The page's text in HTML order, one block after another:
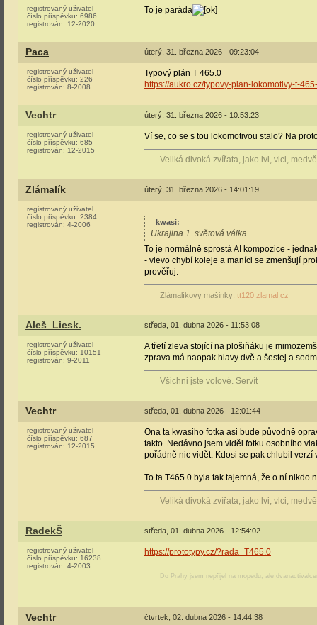
registrovaný uživatel
číslo příspěvku: 6986
registrován: 12-2020
To je paráda
Paca úterý, 31. března 2026 - 09:23:04
registrovaný uživatel
číslo příspěvku: 226
registrován: 8-2008
Typový plán T 465.0
https://aukro.cz/typovy-plan-lokomotivy-t-
Vechtr úterý, 31. března 2026 - 10:53:23
registrovaný uživatel
číslo příspěvku: 685
registrován: 12-2015
Ví se, co se s tou lokomotivou stalo? Na
Veliká divoká zvířata, jako lvi, vlci,
Zlámalík úterý, 31. března 2026 - 14:01:19
registrovaný uživatel
číslo příspěvku: 2384
registrován: 4-2006 kwasi:
Ukrajina 1. světová válka
To je normálně sprostá AI kompozice -
- vlevo chybí koleje a maníci se zmenšují
prověřuj.
Zlámalíkovy mašinky: tt120.zlamal.cz
Aleš_Liesk. středa, 01. dubna 2026 - 11:53:08
registrovaný uživatel
číslo příspěvku: 10151
registrován: 9-2011
A třetí zleva stojící na plošiňáku je
zprava má naopak hlavy dvě a šestej a
Všichni jste volové. Servít
Vechtr středa, 01. dubna 2026 - 12:01:44
registrovaný uživatel
číslo příspěvku: 687
registrován: 12-2015
Ona ta kwasiho fotka asi bude původně
takto. Nedávno jsem viděl fotku osobního
pořádně nic vidět. Kdosi se pak chlubil verzí
To ta T465.0 byla tak tajemná, že o ní nikdo
Veliká divoká zvířata, jako lvi, vlci,
RadekŠ středa, 01. dubna 2026 - 12:54:02
registrovaný uživatel
číslo příspěvku: 16238
registrován: 4-2003
https://prototypy.cz/?rada=T465.0
Do Prahy jsem nepřijel na mopedu, ale
Vechtr čtvrtek, 02. dubna 2026 - 14:44:38